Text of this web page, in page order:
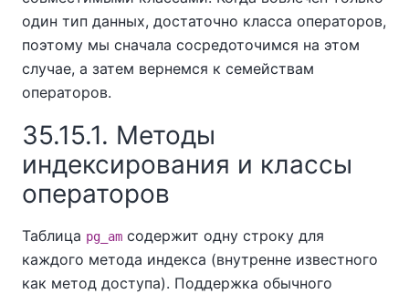
один тип данных, достаточно класса операторов,
поэтому мы сначала сосредоточимся на этом
случае, а затем вернемся к семействам
операторов.
35.15.1. Методы
индексирования и классы
операторов
Таблица pg_am содержит одну строку для
каждого метода индекса (внутренне известного
как метод доступа). Поддержка обычного